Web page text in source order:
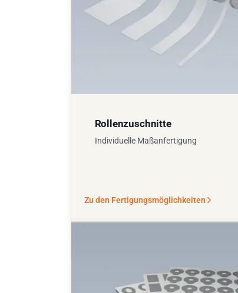
Rollenzuschnitte
Individuelle Maßanfertigung
Zu den Fertigungsmöglichkeiten